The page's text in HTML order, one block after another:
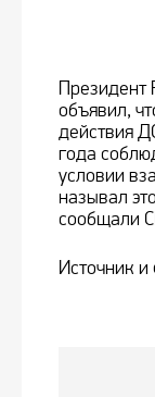
Президент
объявил,
действия
года
условии
называл
сообщали
Источник и